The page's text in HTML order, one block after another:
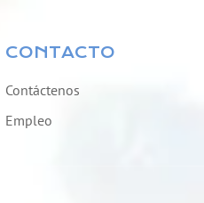
CONTACTO
Contáctenos
Empleo